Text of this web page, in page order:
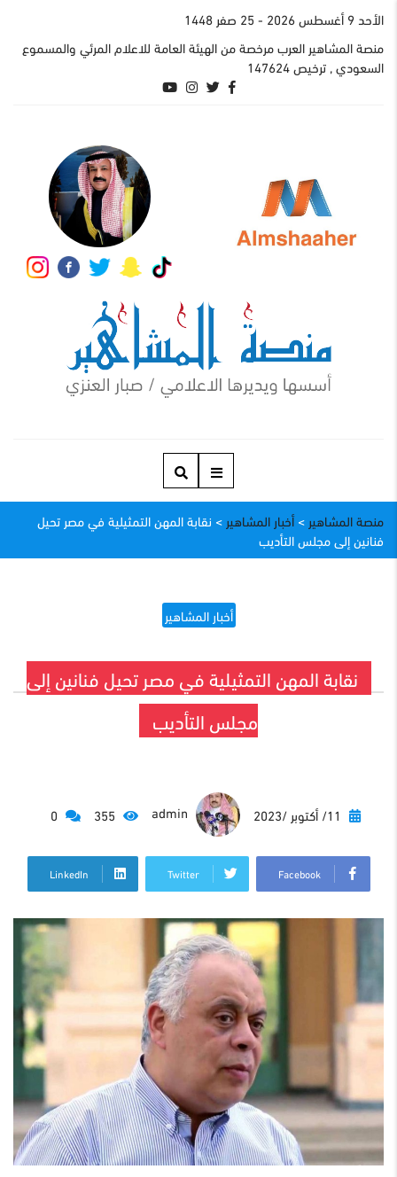
اﻷحد 9 أغسطس 2026
- 25 صفر 1448
منصة المشاهير العرب مرخصة من الهيئة العامة للاعلام المرئي والمسموع
السعودي , ترخيص 147624
منصة المشاهير >أخبار المشاهير > نقابة المهن التمثيلية في مصر تحيل
فنانين إلى مجلس التأديب
أخبار المشاهير
نقابة المهن التمثيلية في مصر تحيل فنانين إلى
مجلس التأديب
Facebook
Twitter
LinkedIn